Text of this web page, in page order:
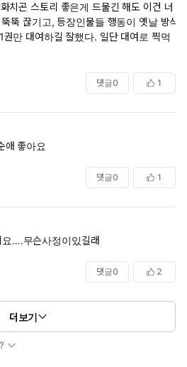
치곤 스토리 좋은게 드물긴 해도 이건 너
뚝 끊기고, 등장인물들 행동이 옛날 방식
권만 대여하길 잘했다. 일단 대여로 찍먹
댓글0 1
애 좋아요
댓글0 1
요….무슨사정이있길래
댓글0 2
더보기